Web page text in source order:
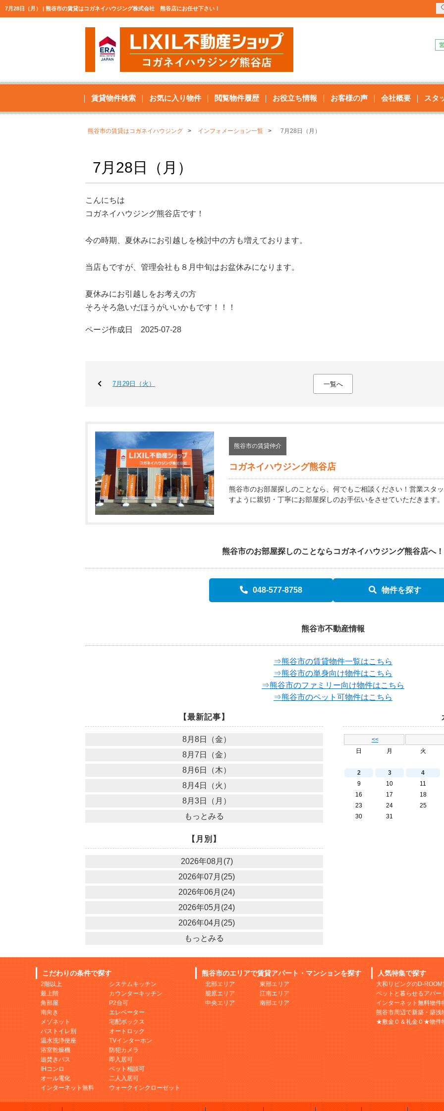
7月28日（月） | 熊谷市の賃貸はコガネイハウジング株式会社 熊谷店にお任せ下さい！
賃貸物件検索 お気に入り物件 閲覧物件履歴 お役立ち情報 お客様の声 会社概要 スタ
熊谷市の賃貸はコガネイハウジング インフォメーション一覧 7月28日（月）
7月28日（月）
こんにちは
コガネイハウジング熊谷店です！
今の時期、夏休みにお引越しを検討中の方も増えております。
当店もですが、管理会社も８月中旬はお盆休みになります。
夏休みにお引越しをお考えの方
そろそろ急いだほうがいいかもです！！！
ページ作成日 2025-07-28
7月29日（火） 一覧へ
熊谷市の賃貸仲介
コガネイハウジング熊谷店
熊谷市のお部屋探しのことなら、何でもご相談ください！営業スタ
すように親切・丁寧にお部屋探しのお手伝いをさせていただきます。
熊谷市のお部屋探しのことなら コガネイハウジング熊谷店へ！
048-577-8758 物件を探す
熊谷市不動産情報
⇒熊谷市の賃貸物件一覧はこちら
⇒熊谷市の単身向け物件はこちら
⇒熊谷市のファミリー向け物件はこちら
⇒熊谷市のペット可物件はこちら
【最新記事】
8月8日（金）
8月7日（金）
8月6日（木）
8月4日（火）
8月3日（月）
もっとみる
<<
日
月 火
2
3 4
9
10 11
16
17 18
23
24 25
30
31
【月別】
2026年08月(7)
2026年07月(25)
2026年06月(24)
2026年05月(24)
2026年04月(25)
もっとみる
こだわりの条件で探す
2階以上
最上階
角部屋
南向き
メゾネット
バストイレ別
温水洗浄便座
浴室乾燥機
追焚きバス
IHコンロ
オール電化
インターネット無料
システムキッチン
カウンターキッチン
P2台可
エレベーター
宅配ボックス
オートロック
TVインターホン
防犯カメラ
即入居可
ペット相談可
二人入居可
ウォークインクローゼット
熊谷市のエリアで賃貸アパート・マンションを探す
北部エリア
籠原エリア
中央エリア
東部エリア
江南エリア
南部エリア
人気特集で探す
大和リビングのD-
ペットと暮らせるアパー
インターネット無料物件
熊谷市周辺で新築・築
★敷金０＆礼金０★物件